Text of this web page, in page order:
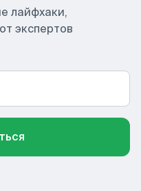
лайфхаки,
экспертов